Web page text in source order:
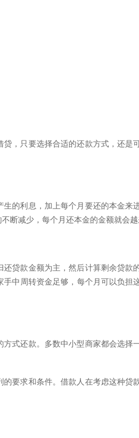
，只要选择合适的还款方式，还
的利息，加上每个月要还的本金来
断减少，每个月还本金的金额就会
贷款金额为主，然后计算剩余贷
中周转资金足够，每个月可以负担
式还款。多数中小型商家都会选
要求和条件。借款人在考虑这种